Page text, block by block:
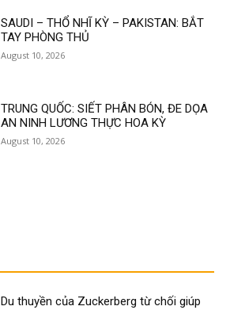
SAUDI – THỔ NHĨ KỲ – PAKISTAN: BẮT
TAY PHÒNG THỦ
August 10, 2026
TRUNG QUỐC: SIẾT PHÂN BÓN, ĐE DỌA
AN NINH LƯƠNG THỰC HOA KỲ
August 10, 2026
Du thuyền của Zuckerberg từ chối giúp